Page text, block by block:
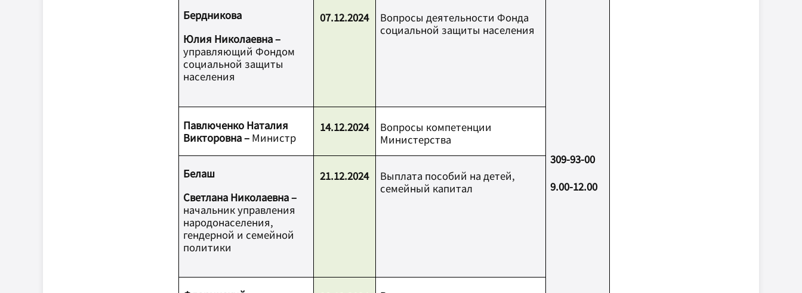
Бердникова
Юлия Николаевна –
управляющий Фондом
социальной защиты
населения
07.12.2024
Вопросы деятельности Фонда
социальной защиты населения
309-93-00
9.00-12.00
Павлюченко Наталия
Викторовна – Министр
14.12.2024
Вопросы компетенции
Министерства
Белаш
Светлана Николаевна –
начальник управления
народонаселения,
гендерной и семейной
политики
21.12.2024
Выплата пособий на детей,
семейный капитал